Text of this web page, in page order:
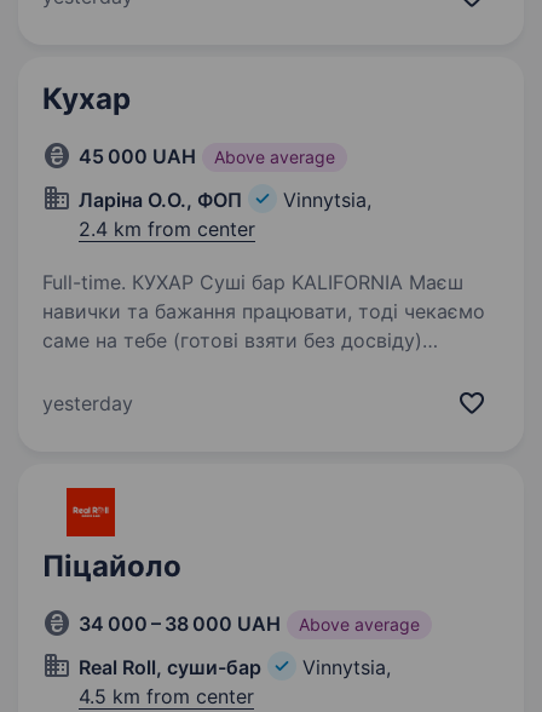
Кухар
45 000 UAH Above average
Ларіна О.О., ФОП
Vinnytsia,
2.4 km from center
Full-time. КУХАР Суші бар KALIFORNIA Маєш
навички та бажання працювати, тоді чекаємо
саме на тебе (готові взяти без досвіду)
1800−2000 грн/зміна + бонуси та персональні
yesterday
Піцайоло
34 000 – 38 000 UAH Above average
Real Roll, суши-бар
Vinnytsia,
4.5 km from center